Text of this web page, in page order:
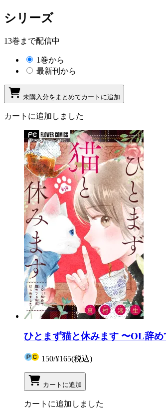
シリーズ
13巻まで配信中
1巻から
最新刊から
未購入分をまとめてカートに追加
カートに追加しました
ひとまず猫と休みます 〜OL辞
150/¥165(税込)
カートに追加
カートに追加しました